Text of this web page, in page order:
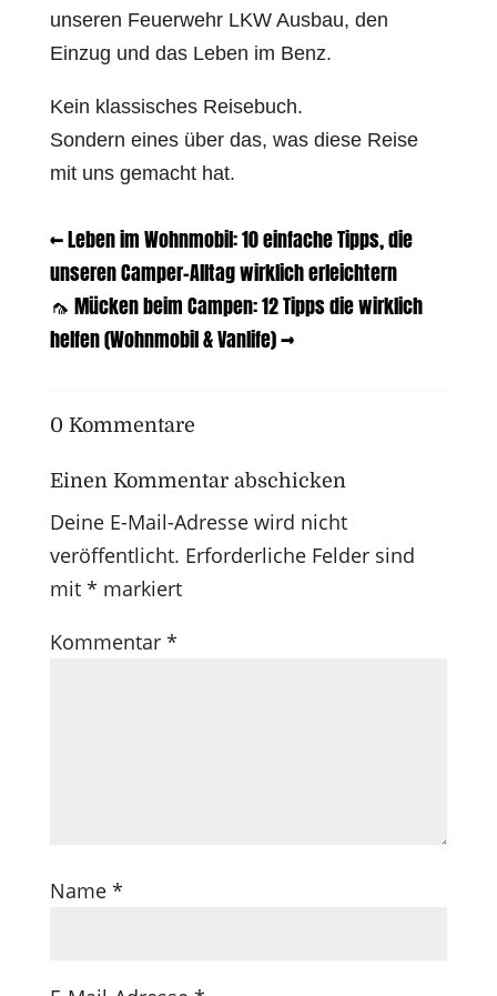
unseren Feuerwehr LKW Ausbau, den
Einzug und das Leben im Benz.
Kein klassisches Reisebuch.
Sondern eines über das, was diese Reise
mit uns gemacht hat.
←Leben im Wohnmobil: 10 einfache Tipps, die
unseren Camper-Alltag wirklich erleichtern
🦟 Mücken beim Campen: 12 Tipps die wirklich
helfen (Wohnmobil & Vanlife)→
0 Kommentare
Einen Kommentar abschicken
Deine E-Mail-Adresse wird nicht
veröffentlicht. Erforderliche Felder sind
mit * markiert
Kommentar *
Name *